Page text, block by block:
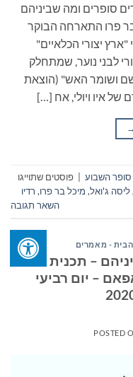
24 בתוכנית ספרים סופרים ומה שביניהם
מיכל בר פרו התארחה הבוקר
יצורי הכלאיים"
לבני נוער, שמתחלק
שם ושומר האש" (הוצאת
איו ויולי, אח […]
→
השבוע
פוסטים שתוייגו
ליסה ג'ואל, מיכל בר פרו, רדיו
השאר תגובה
- מאמרים
– תכנית
ברדיו קס"ם 106אפאם – יום רביעי
POSTED